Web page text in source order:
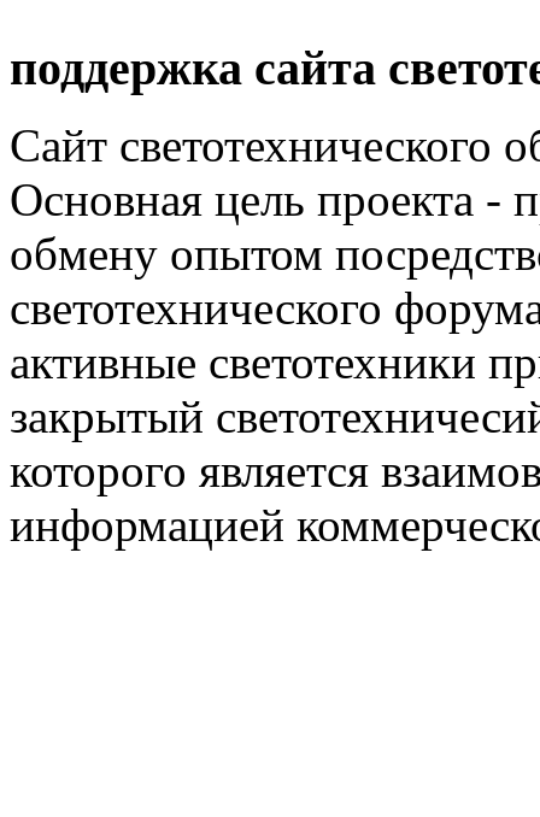
поддержка сайта
Сайт светотехнического
Основная цель проекта -
обмену опытом
светотехнического
активные светотехники
закрытый
которого является
информацией